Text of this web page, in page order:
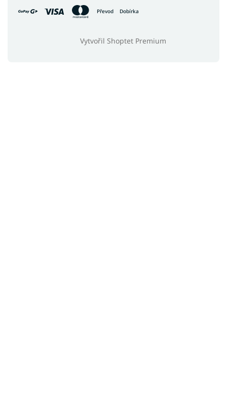
Převod Dobírka
Vytvořil Shoptet Premium